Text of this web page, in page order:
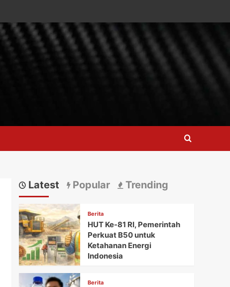
Latest Popular Trending
Berita
HUT Ke-81 RI, Pemerintah
Perkuat B50 untuk
Ketahanan Energi
Indonesia
Berita